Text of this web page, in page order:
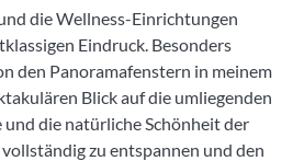
die Wellness-Einrichtungen
Eindruck. Besonders
den Panoramafenstern in meinem
Blick auf die umliegenden
und die natürliche Schönheit der
zu entspannen und den